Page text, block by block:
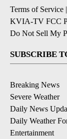
Terms of Service |
KVIA-TV FCC
Do Not Sell My
SUBSCRIBE
Breaking News
Severe Weather
Daily News
Daily Weather
Entertainment